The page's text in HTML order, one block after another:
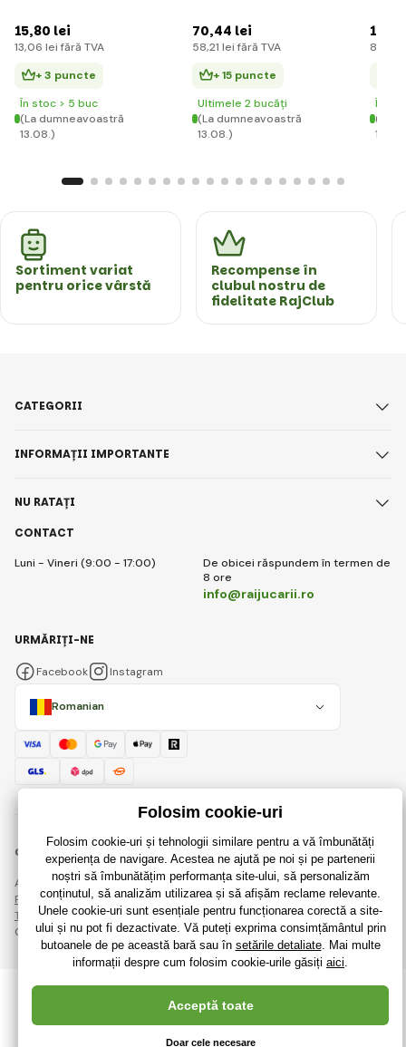
15,80 lei
13,06 lei fără TVA
+ 3 puncte
În stoc > 5 buc
(La dumneavoastră
13.08.)
70,44 lei
58,21 lei fără TVA
+ 15 puncte
Ultimele 2 bucăți
(La dumneavoastră
13.08.)
10
8
În
(La
Sortiment variat
pentru orice vârstă
Recompense în
clubul nostru de
fidelitate RajClub
CONTACT
Luni - Vineri (9:00 - 17:00)
De obicei răspundem în termen de
8 ore
info@raijucarii.ro
CATEGORII
INFORMAȚII IMPORTANTE
NU RATAȚI
Romanian
URMĂRIȚI-NE
Facebook Instagram
© 2018 - 2026 RaiJucării.ro, Toate drepturile rezervate
Această pagină este protejată prin reCAPTCHA și se aplică
Regulile de protecție a datelor personalecompaniile Google și ale lor
Termeni și condiții.
Crearea de magazine online eficiente de laRIESENIA